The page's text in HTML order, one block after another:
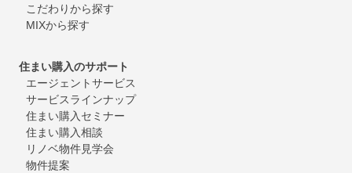
こだわりから探す
MIXから探す
住まい購入のサポート
エージェントサービス
サービスラインナップ
住まい購入セミナー
住まい購入相談
リノベ物件見学会
物件提案